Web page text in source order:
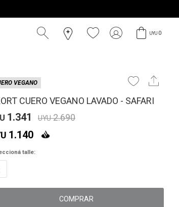
UYU 0
VEGANO
CUERO VEGANO LAVADO - SAFARI
1.341 UYU 2.690
1.140
talle:
COMPRAR